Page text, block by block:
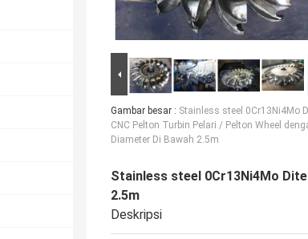
Gambar besar : Stainless steel 0Cr13Ni4Mo
CNC Pelton Turbin Pelari / Pelton Wheel
Diameter Di Bawah 2.5m
Stainless steel 0Cr13Ni4Mo
2.5m
Deskripsi